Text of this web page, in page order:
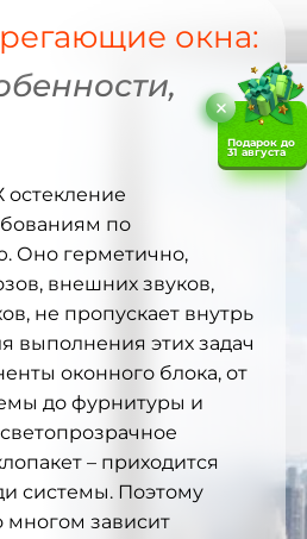
окна:
по
Оно герметично,
внешних звуков,
не пропускает внутрь
выполнения этих задач
оконного блока, от
до фурнитуры и
– приходится
системы. Поэтому
многом зависит
Подарок до
31 августа